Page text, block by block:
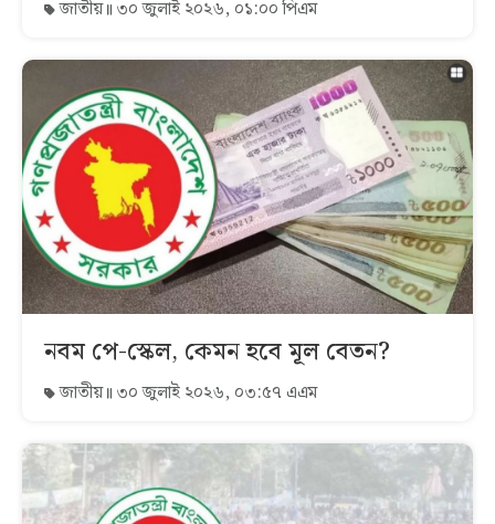
জাতীয় ৩০ জুলাই ২০২৬, ০১:০০ পিএম
নবম পে-স্কেল, কেমন হবে মূল বেতন?
জাতীয় ৩০ জুলাই ২০২৬, ০৩:৫৭ এএম